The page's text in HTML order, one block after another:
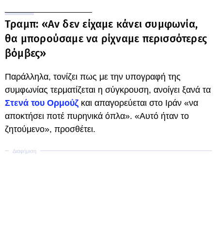
Τραμπ: «Αν δεν είχαμε κάνει συμφωνία,
θα μπορούσαμε να ρίχναμε περισσότερες
βόμβες»
Παράλληλα, τονίζει πως με την υπογραφή της
συμφωνίας τερματίζεται η σύγκρουση, ανοίγει ξανά τα
Στενά του Ορμούζ και απαγορεύεται στο Ιράν «να
αποκτήσει ποτέ πυρηνικά όπλα». «Αυτό ήταν το
ζητούμενο», προσθέτει.